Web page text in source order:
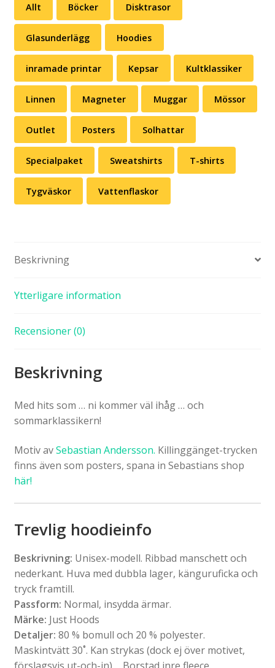
Allt Böcker Disktrasor
Glasunderlägg Hoodies
inramade printar Kepsar Kultklassiker
Linnen Magneter Muggar Mössor
Outlet Posters Solhattar
Specialpaket Sweatshirts T-shirts
Tygväskor Vattenflaskor
Beskrivning
Ytterligare information
Recensioner (0)
Beskrivning
Med hits som … ni kommer väl ihåg … och
sommarklassikern!
Motiv avSebastian Andersson. Killinggänget-trycken
finns även som posters, spana in Sebastians shop
här!
Trevlig hoodieinfo
Beskrivning: Unisex-modell. Ribbad manschett och
nederkant. Huva med dubbla lager, känguruficka och
tryck framtill.
Passform: Normal, insydda ärmar.
Märke: Just Hoods
Detaljer: 80 % bomull och 20 % polyester.
Maskintvätt 30˚. Kan strykas (dock ej över motivet,